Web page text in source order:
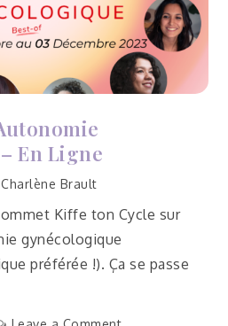
En Ligne
Charlène Brault
Kiffe ton Cycle sur
gynécologique
préférée !). Ça se passe